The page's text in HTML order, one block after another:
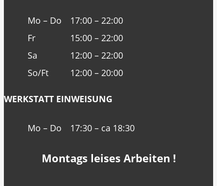
Mo – Do
17:00 – 22:00
Fr
15:00 – 22:00
Sa
12:00 – 22:00
So/Ft
12:00 – 20:00
WERKSTATT EINWEISUNG
Mo – Do 17:30 – ca 18:30
Montags leises Arbeiten !